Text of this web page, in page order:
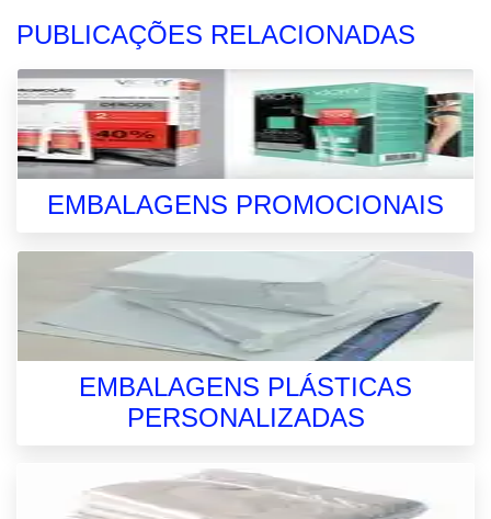
PUBLICAÇÕES RELACIONADAS
EMBALAGENS PROMOCIONAIS
EMBALAGENS PLÁSTICAS
PERSONALIZADAS